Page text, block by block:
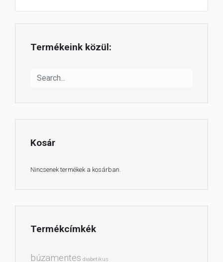
Termékeink közül:
Kosár
Nincsenek termékek a kosárban.
Termékcímkék
búzamentes diabetikus